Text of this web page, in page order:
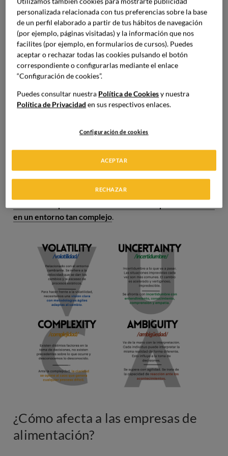
La volatilidadhace alusión a los cambios que se producen,
que son muchos, al igual que a la rapidez con la que se dan.
Laincertidumbrees provocada por la falta de adelanto a
las crisis, no se predicen a tiempo las situaciones
negativas para la marca. Lacomplejidadtrata de lo difícil
que es entender y manejar el contexto, impidiendo poder
diferenciar entre las causas y el efecto del cambio o la
crisis. Por último, laambigüedadhace referencia a lo
complicado que es entender las relaciones que componen
partido de las situaciones que suceden en él. Hay sectores
como el de la hostelería que han conseguido describir las
en un entorno tan complejo.
Imagen
¿Cómo afecta a las empresas de
alimentación?
personalizada relacionada con tus preferencias sobre la base
de un perfil elaborado a partir de tus hábitos de navegación
(por ejemplo, páginas visitadas) y la información que nos
facilites (por ejemplo, en formularios de cursos). Puedes
aceptar o rechazar todas las cookies pulsando el botón
correspondiente o configurarlas mediante el enlace
“Configuración de cookies”.
Puedes consultar nuestra Política de Cookiesy nuestra
Política de Privacidad en sus respectivos enlaces.
Configuración de cookies
RECHAZAR
ACEPTAR